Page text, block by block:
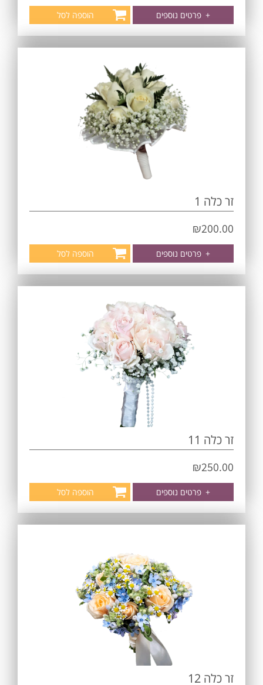
+ פרטים נוספים הוספה לסל
זר כלה 1
₪200.00
+ פרטים נוספים הוספה לסל
זר כלה 11
₪250.00
+ פרטים נוספים הוספה לסל
זר כלה 12